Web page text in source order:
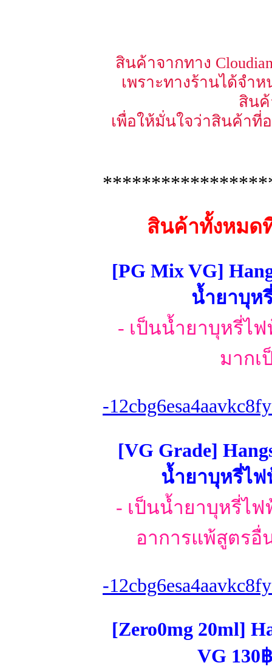
สินค้าจากทาง
เพราะทางร้านได้จำ
สิน
เพื่อให้มั่นใจว่าสินค้าที่
สินค้าทั้งหมด
[PG Mix VG]
น้ำยาบุห
- เป็นน้ำยาบุหรี่ไ
มากเ
-
[VG Grade]
น้ำยาบุหรี่ไ
- เป็นน้ำยาบุหรี่ไ
อาการแพ้สูตร
-
[Zero0mg 20ml]
VG